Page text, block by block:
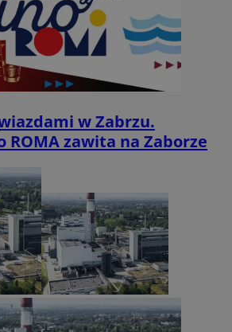
w Zabrzu.
ROMA zawita na Zaborze